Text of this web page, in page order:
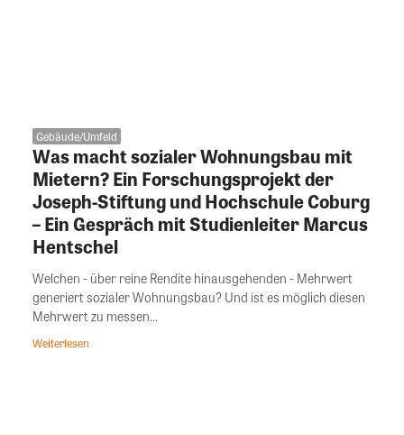
Gebäude/Umfeld
Was macht sozialer Wohnungsbau mit
Mietern? Ein Forschungsprojekt der
Joseph-Stiftung und Hochschule Coburg
– Ein Gespräch mit Studienleiter Marcus
Hentschel
Welchen - über reine Rendite hinausgehenden - Mehrwert
generiert sozialer Wohnungsbau? Und ist es möglich diesen
Mehrwert zu messen...
Weiterlesen